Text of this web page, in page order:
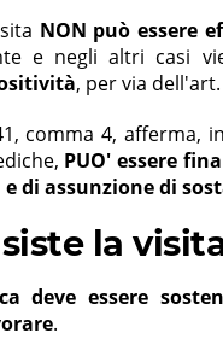
NON può essere
e negli altri casi
, per via dell'art.
comma 4, afferma,
PUO' essere
di assunzione di
la
deve essere
.